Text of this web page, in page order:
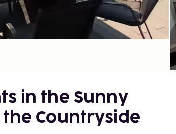
in the Sunny
Countryside